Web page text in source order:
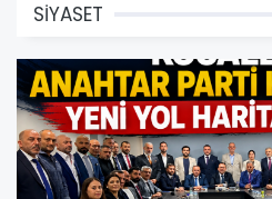
SİYASET